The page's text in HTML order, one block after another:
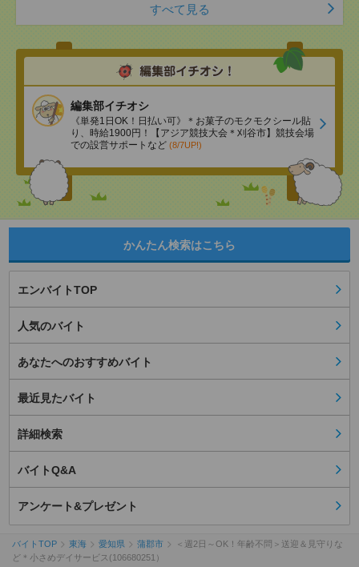
すべて見る
編集部イチオシ
《単発1日OK！日払い可》＊お菓子のモクモクシール貼
り、時給1900円！【アジア競技大会＊刈谷市】競技会場
での設営サポートなど (8/7UP!)
かんたん検索はこちら
エンバイトTOP
人気のバイト
あなたへのおすすめバイト
最近見たバイト
詳細検索
バイトQ&A
アンケート&プレゼント
バイトTOP 東海 愛知県 蒲郡市
＜週2日～OK！年齢不問＞送迎＆見守りな
ど＊小さめデイサービス(106680251）